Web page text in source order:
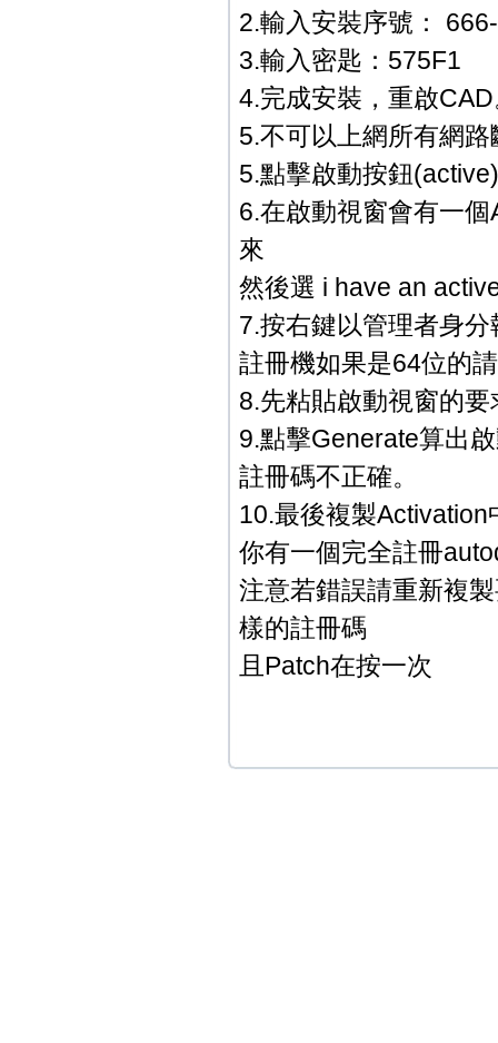
2.輸入安裝序號：
3.輸入密匙：575F1
4.完成安裝，重啟
5.不可以上網所有網
5.點擊啟動按鈕(active)
6.在啟動視窗會有一
來
然後選 i have an
7.按右鍵以管理者身
註冊機如果是64位的
8.先粘貼啟動視窗的
9.點擊Generate算出
註冊碼不正確。
10.最後複製Activation
你有一個完全註冊
注意若錯誤請重新複
樣的註冊碼
且Patch在按一次